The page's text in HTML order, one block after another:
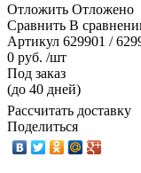
Отложить Отложено
Сравнить В
Артикул 629901 /
0 руб. /шт
Под заказ
(до 40 дней)
Рассчитать доставку
Поделиться